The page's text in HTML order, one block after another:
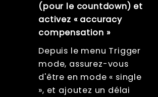
(pour le countdown) et
activez « accuracy
compensation »
Depuis le menu Trigger
mode, assurez-vous
d'être en mode « single
», et ajoutez un délai